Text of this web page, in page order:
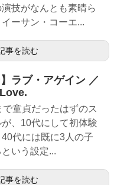
技がなんとも素晴ら
ーサン・コーエ...
事を読む
ラブ・アゲイン ／
童貞だったはずのス
、10代にして初体験
代には既に3人の子
いう設定...
事を読む